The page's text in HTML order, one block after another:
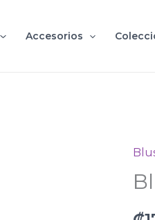
Accesorios
3/4